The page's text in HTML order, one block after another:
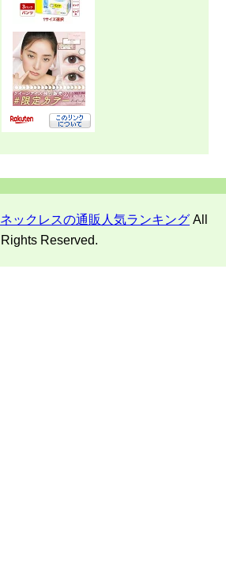
ネックレスの通販人気ランキング All
Rights Reserved.